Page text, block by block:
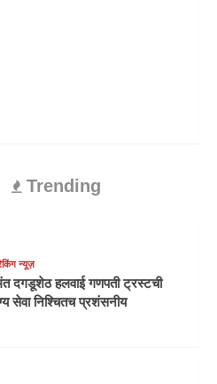
Trending
न्यूज़
दगडूशेठ हलवाई गणपती ट्रस्टची
सेवा निश्चितच प्रशंसनीय